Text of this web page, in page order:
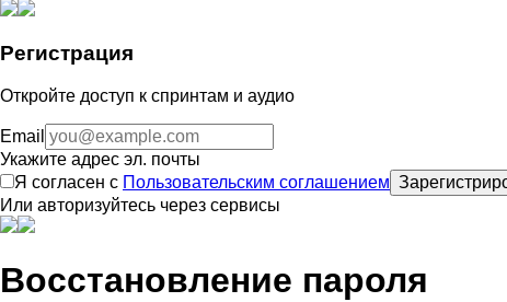
Регистрация
Откройте доступ к спринтам и аудио
Email
Укажите адрес эл. почты
Я согласен с Пользовательским соглашением
Или авторизуйтесь через сервисы
Восстановление пароля